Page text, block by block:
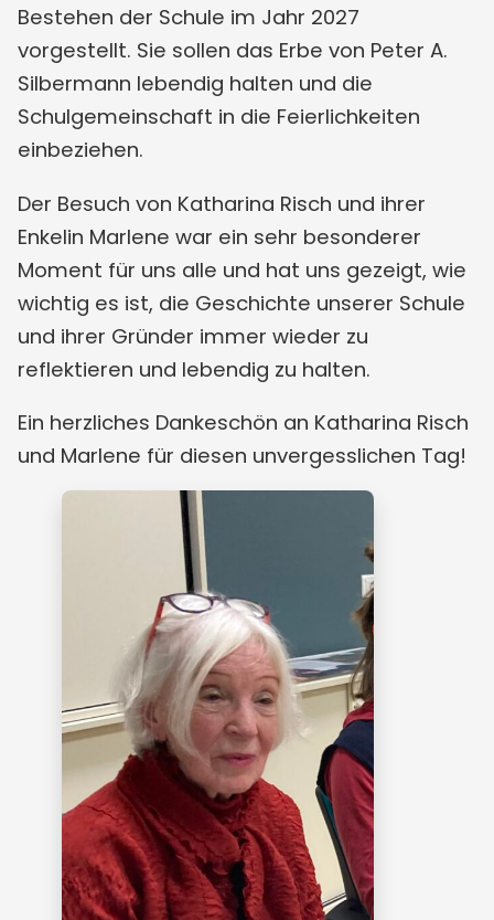
Bestehen der Schule im Jahr 2027
vorgestellt. Sie sollen das Erbe von Peter A.
Silbermann lebendig halten und die
Schulgemeinschaft in die Feierlichkeiten
einbeziehen.
Der Besuch von Katharina Risch und ihrer
Enkelin Marlene war ein sehr besonderer
Moment für uns alle und hat uns gezeigt, wie
wichtig es ist, die Geschichte unserer Schule
und ihrer Gründer immer wieder zu
reflektieren und lebendig zu halten.
Ein herzliches Dankeschön an Katharina Risch
und Marlene für diesen unvergesslichen Tag!